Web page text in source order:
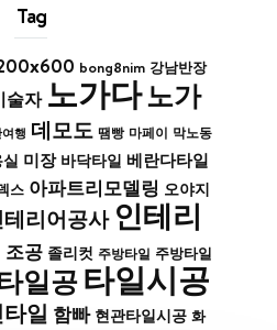
Tag
bong8nim 강남반장
술자 노가다노가
행 데모도 땜빵 마페이 막노동
미장 바닥타일 베란다타일
스 아파트리모델링 오야지
테리어공사 인테리
조공 졸리컷 주방타일 주방타일
일공타일시공
일 함빠 현관타일시공 화